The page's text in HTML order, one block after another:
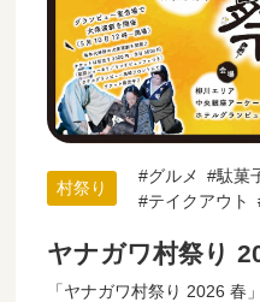
村祭り
グルメ 駄菓
テイクアウト
ヤナガワ村祭り
「ヤナガワ村祭り 2026 春